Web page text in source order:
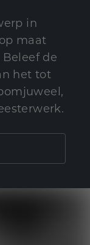
in
maat
de
het tot